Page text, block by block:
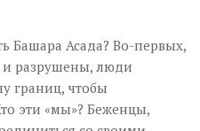
Башара Асада? Во-первых,
и разрушены, люди
границ, чтобы
эти «мы»? Беженцы,